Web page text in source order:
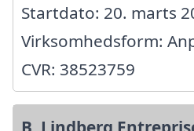
Startdato: 20. marts
Virksomhedsform:
CVR: 38523759